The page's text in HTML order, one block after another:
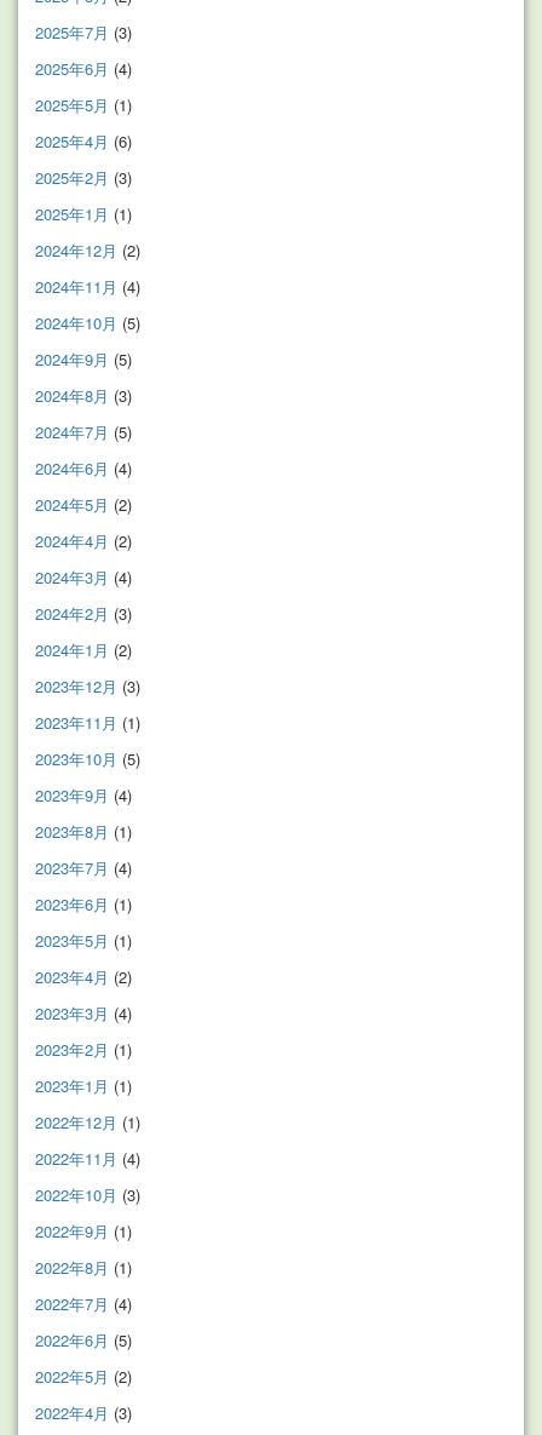
2025年7月 (3)
2025年6月 (4)
2025年5月 (1)
2025年4月 (6)
2025年2月 (3)
2025年1月 (1)
2024年12月 (2)
2024年11月 (4)
2024年10月 (5)
2024年9月 (5)
2024年8月 (3)
2024年7月 (5)
2024年6月 (4)
2024年5月 (2)
2024年4月 (2)
2024年3月 (4)
2024年2月 (3)
2024年1月 (2)
2023年12月 (3)
2023年11月 (1)
2023年10月 (5)
2023年9月 (4)
2023年8月 (1)
2023年7月 (4)
2023年6月 (1)
2023年5月 (1)
2023年4月 (2)
2023年3月 (4)
2023年2月 (1)
2023年1月 (1)
2022年12月 (1)
2022年11月 (4)
2022年10月 (3)
2022年9月 (1)
2022年8月 (1)
2022年7月 (4)
2022年6月 (5)
2022年5月 (2)
2022年4月 (3)